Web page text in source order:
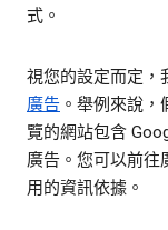
式。
視您的設定而定，
廣告 。舉例來說
覽的網站包含
廣告。您可以前往
用的資訊依據。